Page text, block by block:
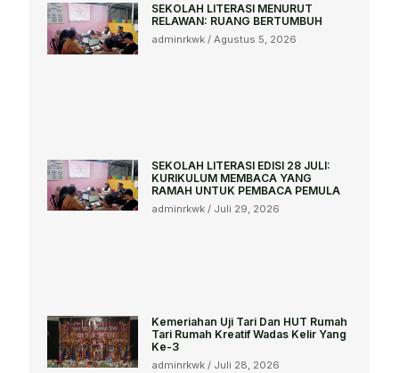
SEKOLAH LITERASI MENURUT
RELAWAN: RUANG BERTUMBUH
adminrkwk Agustus 5, 2026
SEKOLAH LITERASI EDISI 28 JULI:
KURIKULUM MEMBACA YANG
RAMAH UNTUK PEMBACA PEMULA
adminrkwk Juli 29, 2026
Kemeriahan Uji Tari Dan HUT Rumah
Tari Rumah Kreatif Wadas Kelir Yang
Ke-3
adminrkwk Juli 28, 2026